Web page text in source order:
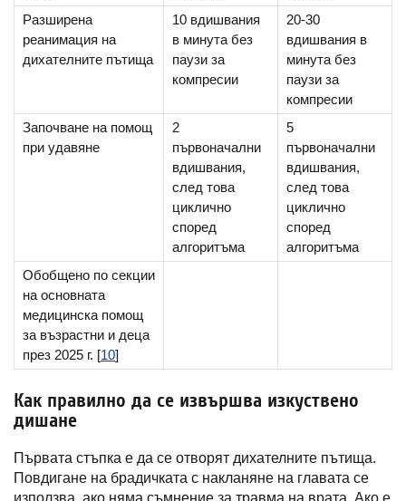
Разширена
реанимация на
дихателните пътища
10 вдишвания
в минута без
паузи за
компресии
20-30
вдишвания в
минута без
паузи за
компресии
Започване на помощ
при удавяне
2
първоначални
вдишвания,
след това
циклично
според
алгоритъма
5
първоначални
вдишвания,
след това
циклично
според
алгоритъма
Обобщено по секции
на основната
медицинска помощ
за възрастни и деца
през 2025 г. [10]
Как правилно да се извършва изкуствено
дишане
Първата стъпка е да се отворят дихателните пътища.
Повдигане на брадичката с накланяне на главата се
използва, ако няма съмнение за травма на врата. Ако е